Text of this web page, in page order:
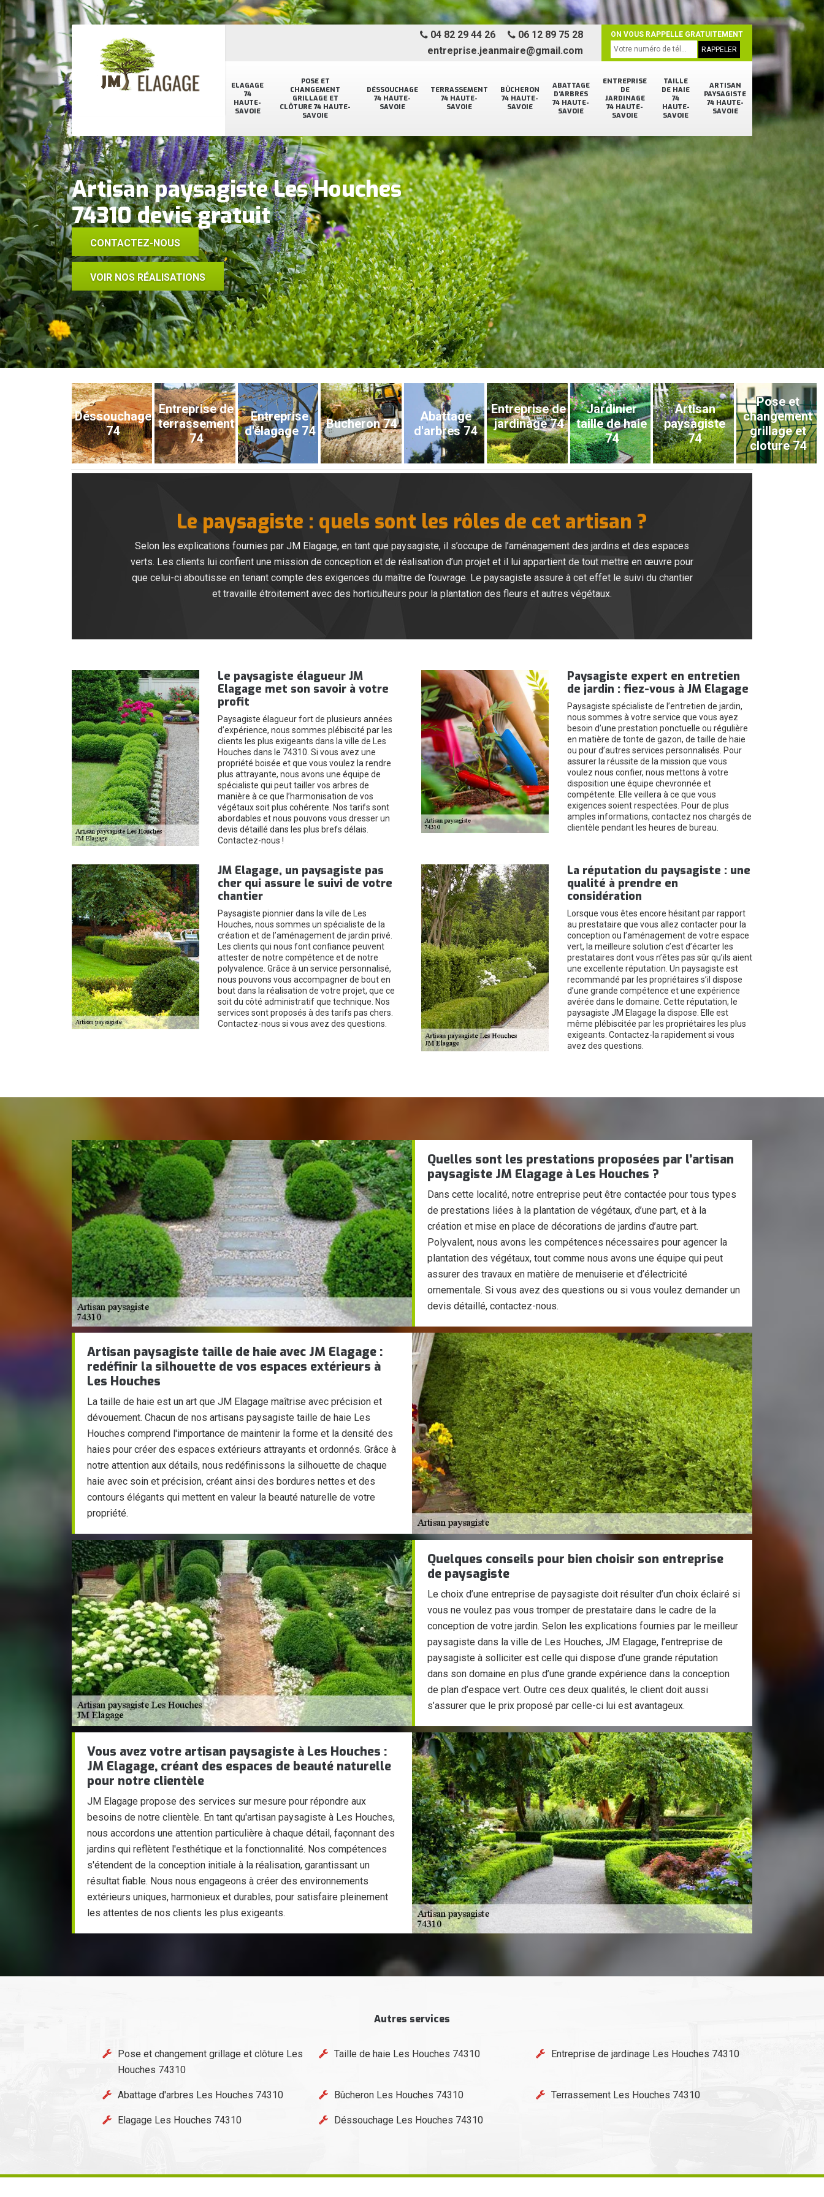
ELAGAGE
74
HAUTE-
SAVOIE
POSE ET
CHANGEMENT
GRILLAGE ET
CLÔTURE 74 HAUTE-
SAVOIE
DÉSSOUCHAGE
74 HAUTE-
SAVOIE
TERRASSEMENT
74 HAUTE-
SAVOIE
BÛCHERON
74 HAUTE-
SAVOIE
ABATTAGE
D'ARBRES
74 HAUTE-
SAVOIE
ENTREPRISE
DE
JARDINAGE
74 HAUTE-
SAVOIE
TAILLE
DE HAIE
74
HAUTE-
SAVOIE
ARTISAN
PAYSAGISTE
74 HAUTE-
SAVOIE
04 82 29 44 26
06 12 89 75 28
entreprise.jeanmaire@gmail.com
ON VOUS RAPPELLE GRATUITEMENT
Artisan paysagiste Les Houches
74310 devis gratuit
CONTACTEZ-NOUS
VOIR NOS RÉALISATIONS
Déssouchage
74
Entreprise de
terrassement
74
Entreprise
d'élagage 74
Bucheron 74
Abattage
d'arbres 74
Entreprise de
jardinage 74
Jardinier
taille de haie
74
Artisan
paysagiste
74
Pose et
changement
grillage et
cloture 74
Le paysagiste : quels sont les rôles de cet artisan ?
Selon les explications fournies par JM Elagage, en tant que paysagiste, il s’occupe de l’aménagement des jardins et des espaces
verts. Les clients lui confient une mission de conception et de réalisation d’un projet et il lui appartient de tout mettre en œuvre pour
que celui-ci aboutisse en tenant compte des exigences du maître de l’ouvrage. Le paysagiste assure à cet effet le suivi du chantier
et travaille étroitement avec des horticulteurs pour la plantation des fleurs et autres végétaux.
Le paysagiste élagueur JM
Elagage met son savoir à votre
profit
Paysagiste élagueur fort de plusieurs années
d’expérience, nous sommes plébiscité par les
clients les plus exigeants dans la ville de Les
Houches dans le 74310. Si vous avez une
propriété boisée et que vous voulez la rendre
plus attrayante, nous avons une équipe de
spécialiste qui peut tailler vos arbres de
manière à ce que l’harmonisation de vos
végétaux soit plus cohérente. Nos tarifs sont
abordables et nous pouvons vous dresser un
devis détaillé dans les plus brefs délais.
Contactez-nous !
Paysagiste expert en entretien
de jardin : fiez-vous à JM Elagage
Paysagiste spécialiste de l’entretien de jardin,
nous sommes à votre service que vous ayez
besoin d’une prestation ponctuelle ou régulière
en matière de tonte de gazon, de taille de haie
ou pour d’autres services personnalisés. Pour
assurer la réussite de la mission que vous
voulez nous confier, nous mettons à votre
disposition une équipe chevronnée et
compétente. Elle veillera à ce que vous
exigences soient respectées. Pour de plus
amples informations, contactez nos chargés de
clientèle pendant les heures de bureau.
JM Elagage, un paysagiste pas
cher qui assure le suivi de votre
chantier
Paysagiste pionnier dans la ville de Les
Houches, nous sommes un spécialiste de la
création et de l’aménagement de jardin privé.
Les clients qui nous font confiance peuvent
attester de notre compétence et de notre
polyvalence. Grâce à un service personnalisé,
nous pouvons vous accompagner de bout en
bout dans la réalisation de votre projet, que ce
soit du côté administratif que technique. Nos
services sont proposés à des tarifs pas chers.
Contactez-nous si vous avez des questions.
La réputation du paysagiste : une
qualité à prendre en
considération
Lorsque vous êtes encore hésitant par rapport
au prestataire que vous allez contacter pour la
conception ou l’aménagement de votre espace
vert, la meilleure solution c’est d’écarter les
prestataires dont vous n’êtes pas sûr qu’ils aient
une excellente réputation. Un paysagiste est
recommandé par les propriétaires s’il dispose
d’une grande compétence et une expérience
avérée dans le domaine. Cette réputation, le
paysagiste JM Elagage la dispose. Elle est
même plébiscitée par les propriétaires les plus
exigeants. Contactez-la rapidement si vous
avez des questions.
Quelles sont les prestations proposées par l’artisan
paysagiste JM Elagage à Les Houches ?
Dans cette localité, notre entreprise peut être contactée pour tous types
de prestations liées à la plantation de végétaux, d’une part, et à la
création et mise en place de décorations de jardins d’autre part.
Polyvalent, nous avons les compétences nécessaires pour agencer la
plantation des végétaux, tout comme nous avons une équipe qui peut
assurer des travaux en matière de menuiserie et d’électricité
ornementale. Si vous avez des questions ou si vous voulez demander un
devis détaillé, contactez-nous.
Artisan paysagiste taille de haie avec JM Elagage :
redéfinir la silhouette de vos espaces extérieurs à
Les Houches
La taille de haie est un art que JM Elagage maîtrise avec précision et
dévouement. Chacun de nos artisans paysagiste taille de haie Les
Houches comprend l'importance de maintenir la forme et la densité des
haies pour créer des espaces extérieurs attrayants et ordonnés. Grâce à
notre attention aux détails, nous redéfinissons la silhouette de chaque
haie avec soin et précision, créant ainsi des bordures nettes et des
contours élégants qui mettent en valeur la beauté naturelle de votre
propriété.
Quelques conseils pour bien choisir son entreprise
de paysagiste
Le choix d’une entreprise de paysagiste doit résulter d’un choix éclairé si
vous ne voulez pas vous tromper de prestataire dans le cadre de la
conception de votre jardin. Selon les explications fournies par le meilleur
paysagiste dans la ville de Les Houches, JM Elagage, l’entreprise de
paysagiste à solliciter est celle qui dispose d’une grande réputation
dans son domaine en plus d’une grande expérience dans la conception
de plan d’espace vert. Outre ces deux qualités, le client doit aussi
s’assurer que le prix proposé par celle-ci lui est avantageux.
Vous avez votre artisan paysagiste à Les Houches :
JM Elagage, créant des espaces de beauté naturelle
pour notre clientèle
JM Elagage propose des services sur mesure pour répondre aux
besoins de notre clientèle. En tant qu'artisan paysagiste à Les Houches,
nous accordons une attention particulière à chaque détail, façonnant des
jardins qui reflètent l'esthétique et la fonctionnalité. Nos compétences
s'étendent de la conception initiale à la réalisation, garantissant un
résultat fiable. Nous nous engageons à créer des environnements
extérieurs uniques, harmonieux et durables, pour satisfaire pleinement
les attentes de nos clients les plus exigeants.
Autres services
Pose et changement grillage et clôture Les
Houches 74310
Taille de haie Les Houches 74310 Entreprise de jardinage Les Houches 74310
Abattage d'arbres Les Houches 74310 Bûcheron Les Houches 74310 Terrassement Les Houches 74310
Elagage Les Houches 74310 Déssouchage Les Houches 74310